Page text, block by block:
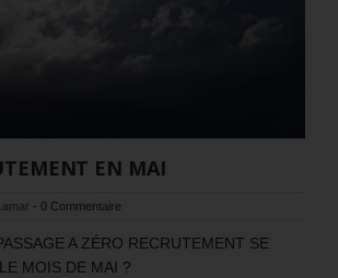
EN MAI
- 0 Commentaire
A ZÉRO RECRUTEMENT SE
MOIS DE MAI ?